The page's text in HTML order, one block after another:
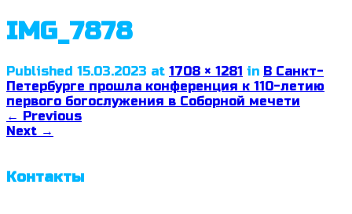
IMG_7878
Published 15.03.2023 at 1708 × 1281 in В Санкт-
Петербурге прошла конференция к 110-летию
первого богослужения в Соборной мечети
← Previous
Next →
Контакты